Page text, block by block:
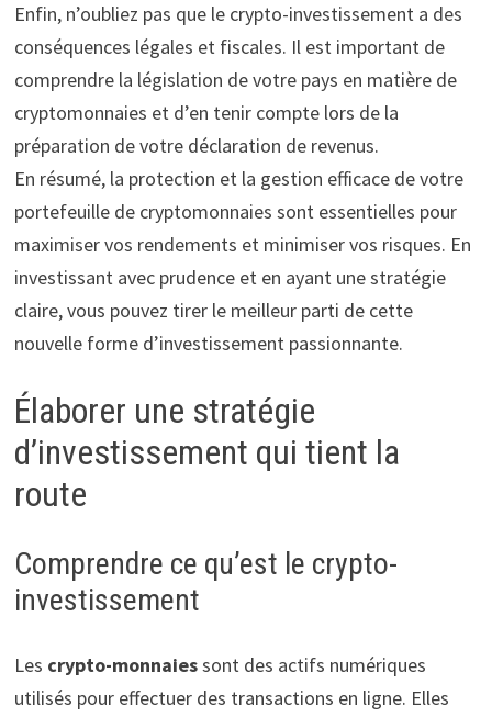
Enfin, n’oubliez pas que le crypto-investissement a des
conséquences légales et fiscales. Il est important de
comprendre la législation de votre pays en matière de
cryptomonnaies et d’en tenir compte lors de la
préparation de votre déclaration de revenus.
En résumé, la protection et la gestion efficace de votre
portefeuille de cryptomonnaies sont essentielles pour
maximiser vos rendements et minimiser vos risques. En
investissant avec prudence et en ayant une stratégie
claire, vous pouvez tirer le meilleur parti de cette
nouvelle forme d’investissement passionnante.
Élaborer une stratégie
d’investissement qui tient la
route
Comprendre ce qu’est le crypto-
investissement
Les crypto-monnaiessont des actifs numériques
utilisés pour effectuer des transactions en ligne. Elles